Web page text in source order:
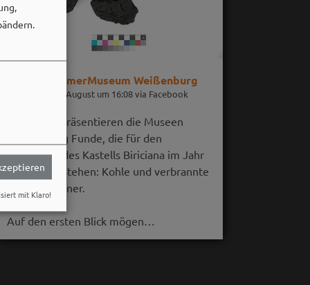
RömerMuseum Weißenburg
06. August um 16:08 via Facebook
Im August präsentieren die Museen
Weißenburg Funde, die für den
Untergang des Kastells Biriciana im Jahr
254 n. Chr. stehen: Kohle und verbrannte
Getreidekörner.
Auf den ersten Blick mögen…
mit Klaro!